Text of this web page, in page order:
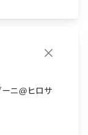
ニ@ヒロサ